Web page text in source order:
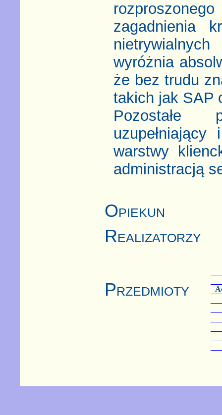
zagadnienia
wyróżnia
że bez trudu
takich jak SAP
Pozostałe
warstwy
administracją
Opiekun
Realizatorzy
Przedmioty